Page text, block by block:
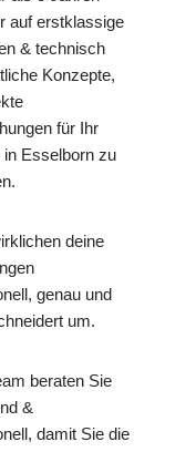
auf erstklassige
& technisch
Konzepte,
für Ihr
in Esselborn zu
deine
genau und
um.
beraten Sie
&
damit Sie die